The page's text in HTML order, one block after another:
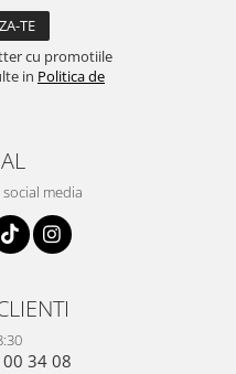
cu promotiile
in Politica de
media
34 08